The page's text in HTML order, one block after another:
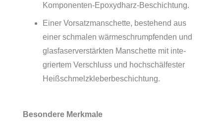
Komponenten-Epoxydharz-Beschichtung.
Einer Vorsatz­man­schette, bestehend aus
einer schma­len wärmeschrumpf­enden und
glas­fa­ser­ver­stärk­ten Manschette mit inte­
grier­tem Verschluss und hoch­schäl­fes­ter
Heißschmelzkleberbeschichtung.
Beson­dere Merkmale